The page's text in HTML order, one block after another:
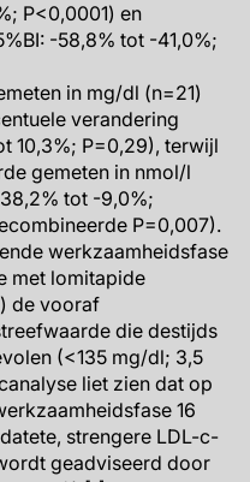
P<0,0001) en
-58,8% tot -41,0%;
in mg/dl (n=21)
verandering
10,3%; P=0,29), terwijl
gemeten in nmol/l
tot -9,0%;
P=0,007).
werkzaamheidsfase
met lomitapide
de vooraf
die destijds
(<135 mg/dl; 3,5
liet zien dat op
16
strengere LDL-c-
geadviseerd door